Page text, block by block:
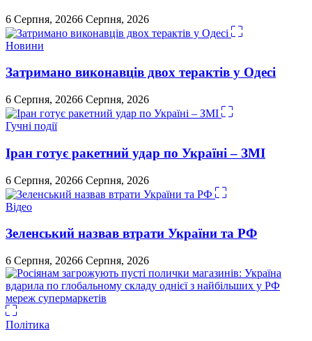
6 Серпня, 20266 Серпня, 2026
Новини
Затримано виконавців двох терактів у Одесі
6 Серпня, 20266 Серпня, 2026
Гучні події
Іран готує ракетний удар по Україні – ЗМІ
6 Серпня, 20266 Серпня, 2026
Відео
Зеленський назвав втрати України та РФ
6 Серпня, 20266 Серпня, 2026
Політика